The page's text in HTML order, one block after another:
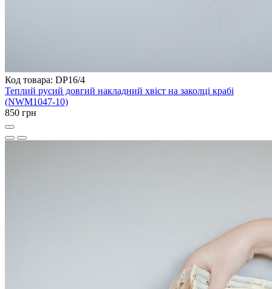
Код товара: DP16/4
Теплий русий довгий накладний хвіст на заколці крабі
(NWM1047-10)
850 грн